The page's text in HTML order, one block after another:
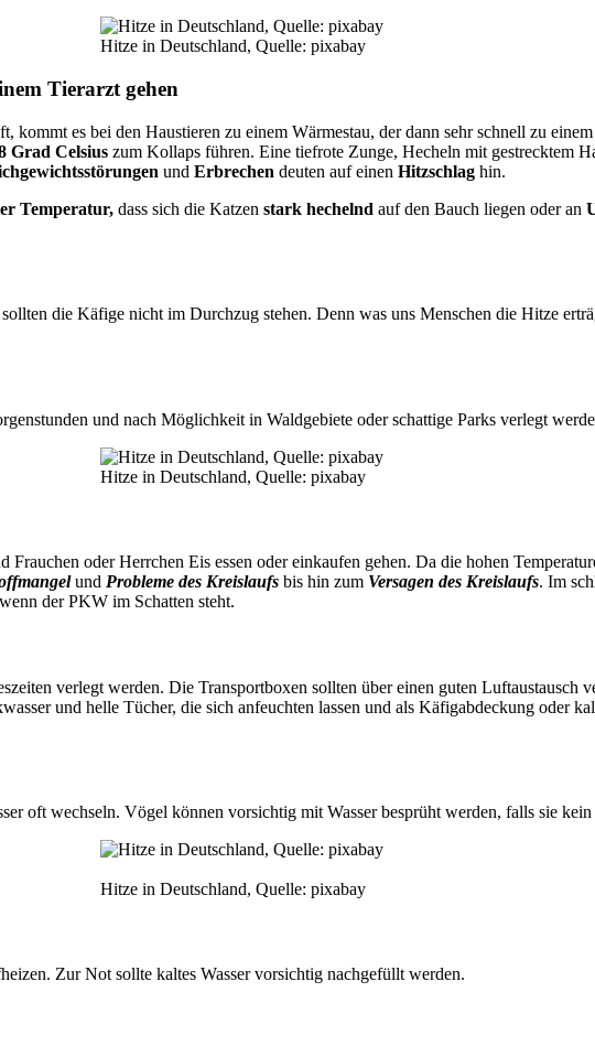
Hitze in Deutschland, Quelle: pixabay
Tierarzt gehen
kommt es bei den Haustieren zu einem Wärmestau, der dann sehr schnell zu
Grad Celsius zum Kollaps führen. Eine tiefrote Zunge, Hecheln mit gestrecktem
und Erbrechen deuten auf einen Hitzschlag hin.
Temperatur, dass sich die Katzen stark hechelnd auf den Bauch liegen oder an
die Käfige nicht im Durchzug stehen. Denn was uns Menschen die Hitze
und nach Möglichkeit in Waldgebiete oder schattige Parks verlegt
Hitze in Deutschland, Quelle: pixabay
oder Herrchen Eis essen oder einkaufen gehen. Da die hohen
und Probleme des Kreislaufs bis hin zum Versagen des Kreislaufs. Im
der PKW im Schatten steht.
verlegt werden. Die Transportboxen sollten über einen guten Luftaustausch
und helle Tücher, die sich anfeuchten lassen und als Käfigabdeckung oder
oft wechseln. Vögel können vorsichtig mit Wasser besprüht werden, falls sie kein
Hitze in Deutschland, Quelle: pixabay
Zur Not sollte kaltes Wasser vorsichtig nachgefüllt werden.